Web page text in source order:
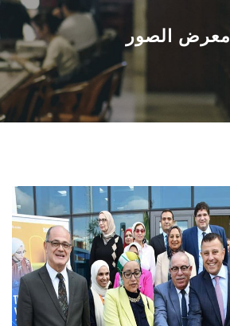
القطاعـات
الشئون الأكاديمية
البحث العلمي
المراكز والوحدات
الأنظمة الذكية
الإعلام
معرض الصور